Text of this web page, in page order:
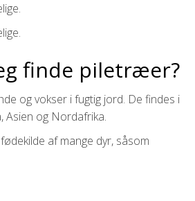
finde piletræer?
og vokser i fugtig jord. De findes i
Asien og Nordafrika.
af mange dyr, såsom